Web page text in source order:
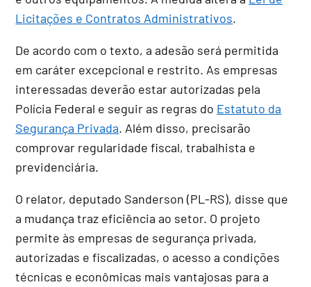
Licitações e Contratos Administrativos.
De acordo com o texto, a adesão será permitida
em caráter excepcional e restrito. As empresas
interessadas deverão estar autorizadas pela
Polícia Federal e seguir as regras do Estatuto da
Segurança Privada. Além disso, precisarão
comprovar regularidade fiscal, trabalhista e
previdenciária.
O relator, deputado Sanderson (PL-RS), disse que
a mudança traz eficiência ao setor. O projeto
permite às empresas de segurança privada,
autorizadas e fiscalizadas, o acesso a condições
técnicas e econômicas mais vantajosas para a